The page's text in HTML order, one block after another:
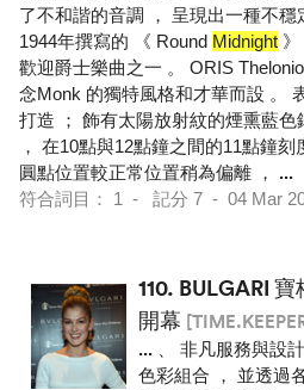
了不和諧的音調 ， 呈現出一種不
1944年撰寫的 《 Round Midnight
歡迎爵士樂曲之一 。 ORIS
念Monk 的獨特風格和才華而設 。
打造 ； 飾有太陽放射紋的煙熏藍
， 在10點與12點鐘之間的11點鐘
圓點位置較正常位置稍為偏離 ， ...
符合詞目： 1 - 記分 7 - 04 Mar
110. BULGARI
開幕
... 、 非凡服務與設
色彩組合 ， 並透過